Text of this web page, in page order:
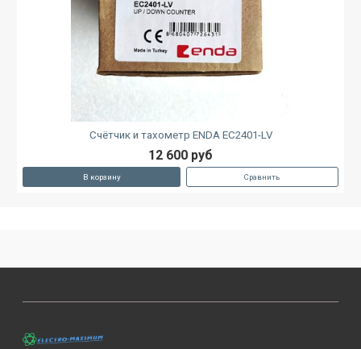
Счётчик и тахометр ENDA EC2401-LV
12 600 руб
В корзину Сравнить